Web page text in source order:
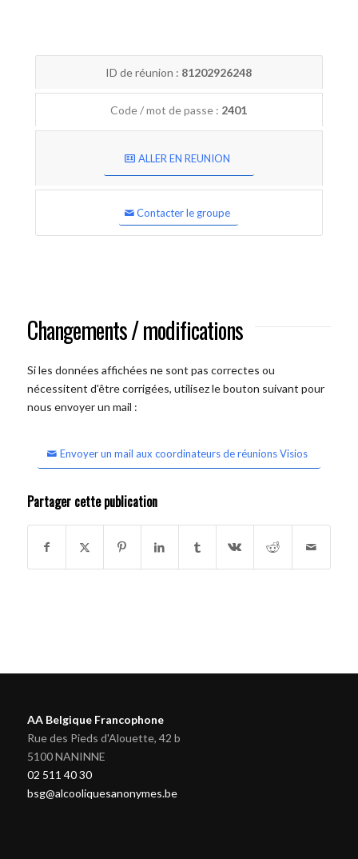
ID de réunion : 81202926248
Code / mot de passe : 2401
ALLER EN REUNION
Contacter le groupe
Changements / modifications
Si les données affichées ne sont pas correctes ou
nécessitent d'être corrigées, utilisez le bouton suivant pour
nous envoyer un mail :
Envoyer un mail aux coordinateurs de réunions Visios
Partager cette publication
AA Belgique Francophone
Rue des Pieds d'Alouette, 42 b
5100 NANINNE
02 511 40 30
bsg@alcooliquesanonymes.be